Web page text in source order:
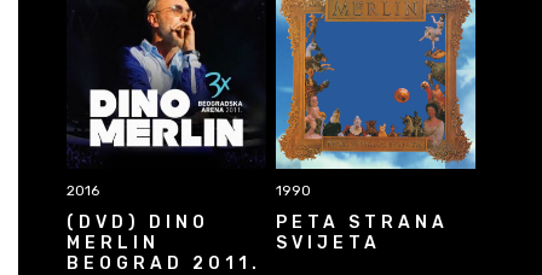
2016
(DVD) DINO
MERLIN
BEOGRAD 2011.
1990
PETA STRANA
SVIJETA